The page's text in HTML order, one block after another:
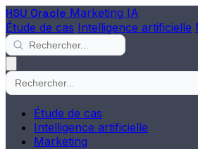
HSU Oracle Marketing IA
Étude de cas Intelligence artificielle
Étude de cas
Intelligence artificielle
Marketing